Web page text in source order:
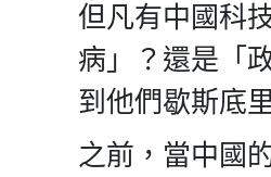
但凡有中國科
病」？還是「
到他們歇斯底
之前，當中國